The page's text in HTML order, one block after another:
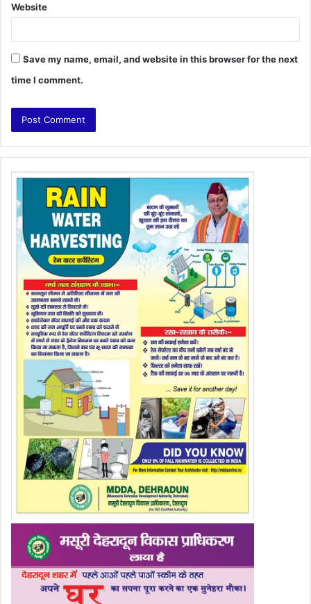
Website
Save my name, email, and website in this browser for the next
time I comment.